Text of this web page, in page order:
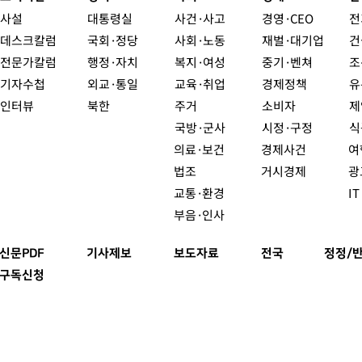
사설
데스크칼럼
전문가칼럼
기자수첩
인터뷰
대통령실
국회·정당
행정·자치
외교·통일
북한
사건·사고
사회·노동
복지·여성
교육·취업
주거
국방·군사
의료·보건
법조
교통·환경
부음·인사
경영·CEO
재벌·대기업
중기·벤쳐
경제정책
소비자
시정·구정
경제사건
거시경제
신문PDF
구독신청
기사제보 보도자료 전국 정정/